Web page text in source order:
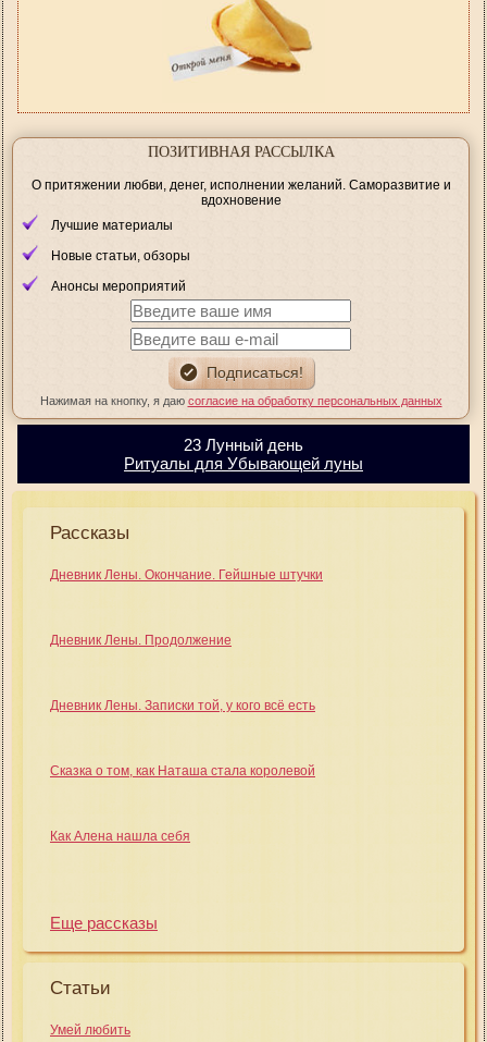
ПОЗИТИВНАЯ РАССЫЛКА
О притяжении любви, денег, исполнении желаний. Саморазвитие и
вдохновение
Лучшие материалы
Новые статьи, обзоры
Анонсы мероприятий
Нажимая на кнопку, я даю согласие на обработку персональных данных
23 Лунный день
Ритуалы для Убывающей луны
Рассказы
Дневник Лены. Окончание. Гейшные штучки
Дневник Лены. Продолжение
Дневник Лены. Записки той, у кого всё есть
Сказка о том, как Наташа стала королевой
Как Алена нашла себя
Еще рассказы
Статьи
Умей любить